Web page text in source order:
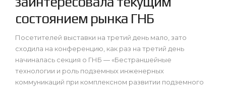
состоянием рынка ГНБ
Посетителей выставки на третий день мало, зато
сходила на конференцию, как раз на третий день
начиналась секция о ГНБ — «Бестраншейные
технологии и роль подземных инженерных
коммуникаций при комплексном развитии подземного